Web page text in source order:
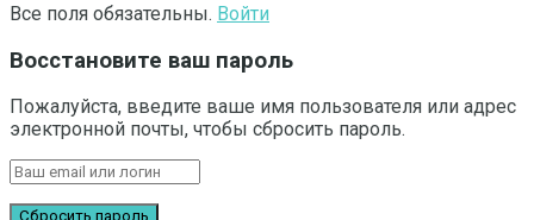
Все поля обязательны. Войти
Восстановите ваш пароль
Пожалуйста, введите ваше имя пользователя или адрес
электронной почты, чтобы сбросить пароль.